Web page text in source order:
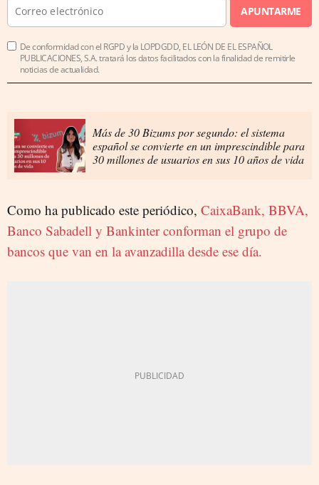
APUNTARME
De conformidad con el RGPD y la LOPDGDD, EL LEÓN DE EL ESPAÑOL
PUBLICACIONES, S.A. tratará los datos facilitados con la finalidad de remitirle
noticias de actualidad.
Más de 30 Bizums por segundo: el sistema
español se convierte en un imprescindible para
30 millones de usuarios en sus 10 años de vida
Como ha publicado este periódico, CaixaBank, BBVA,
Banco Sabadell y Bankinter conforman el grupo de
bancos que van en la avanzadilla desde ese día.